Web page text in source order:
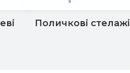
Поличкові стелажі